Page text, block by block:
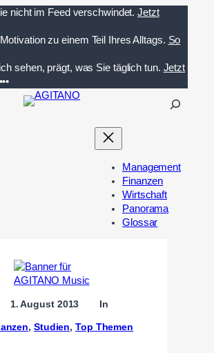
nicht im Feed verschwindet. Jetzt
zu einem Teil Ihres Alltags. So
sehen, prägt, was Sie täglich tun. Jetzt
•••
n
Management
Finanzen
Wirtschaft
Panorama
Glossar
1. August 2013 In
, Studien, Top Themen